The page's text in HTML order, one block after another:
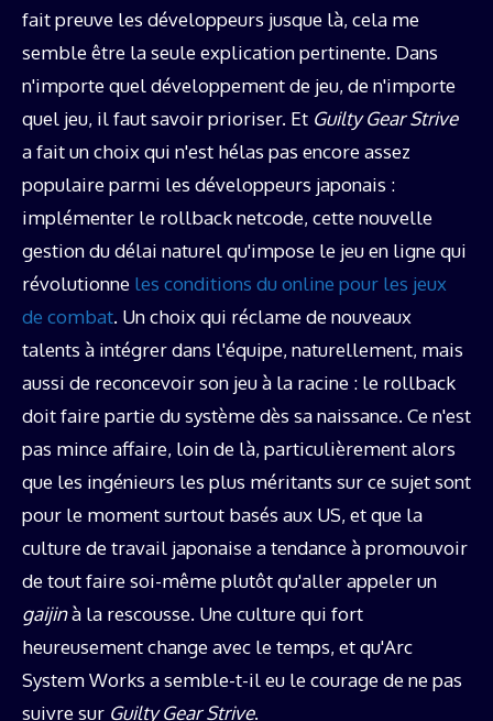
fait preuve les développeurs jusque là, cela me
semble être la seule explication pertinente. Dans
n'importe quel développement de jeu, de n'importe
quel jeu, il faut savoir prioriser. Et Guilty Gear Strive
a fait un choix qui n'est hélas pas encore assez
populaire parmi les développeurs japonais :
implémenter le rollback netcode, cette nouvelle
gestion du délai naturel qu'impose le jeu en ligne qui
révolutionne les conditions du online pour les jeux
de combat. Un choix qui réclame de nouveaux
talents à intégrer dans l'équipe, naturellement, mais
aussi de reconcevoir son jeu à la racine : le rollback
doit faire partie du système dès sa naissance. Ce n'est
pas mince affaire, loin de là, particulièrement alors
que les ingénieurs les plus méritants sur ce sujet sont
pour le moment surtout basés aux US, et que la
culture de travail japonaise a tendance à promouvoir
de tout faire soi-même plutôt qu'aller appeler un
gaijinà la rescousse. Une culture qui fort
heureusement change avec le temps, et qu'Arc
System Works a semble-t-il eu le courage de ne pas
suivre sur Guilty Gear Strive.